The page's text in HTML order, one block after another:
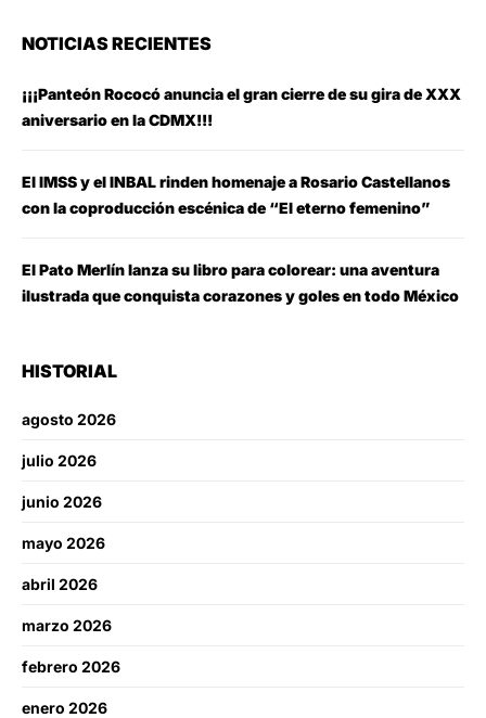
NOTICIAS RECIENTES
¡¡¡Panteón Rococó anuncia el gran cierre de su gira de XXX
aniversario en la CDMX!!!
El IMSS y el INBAL rinden homenaje a Rosario Castellanos
con la coproducción escénica de “El eterno femenino”
El Pato Merlín lanza su libro para colorear: una aventura
ilustrada que conquista corazones y goles en todo México
HISTORIAL
agosto 2026
julio 2026
junio 2026
mayo 2026
abril 2026
marzo 2026
febrero 2026
enero 2026